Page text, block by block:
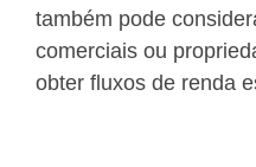
também pode
comerciais ou
obter fluxos de renda